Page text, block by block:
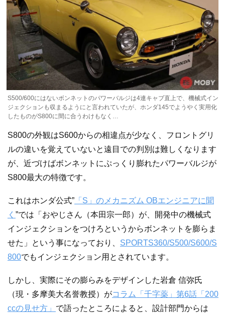
S500/600にはないボンネットのパワーバルジは4連キャブ直上で、機械式イン
ジェクションも収まるようにと言われていたが、ホンダ145でようやく実用化
したものがS800に間に合うわけもなく…
S800の外観はS600からの相違点が少なく、フロントグリ
ルの違いを覚えていないと遠目での判別は難しくなります
が、近づけばボンネットにぷっくり膨れたパワーバルジが
S800最大の特徴です。
これはホンダ公式” 「S」のメカニズム OBエンジニアに聞
く ”では「おやじさん（本田宗一郎）が、開発中の機械式
インジェクションをつけろというからボンネットを膨らま
せた」という事になっており、 SPORTS360/S500/S600/S
800でもインジェクション用とされています。
しかし、実際にその膨らみをデザインした岩倉 信弥氏
（現・多摩美大名誉教授）がコラム「千字薬」第6話「200
ccの見せ方」 で語ったところによると、設計部門からは